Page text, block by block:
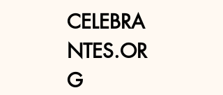
CELEBRA
NTES.OR
G